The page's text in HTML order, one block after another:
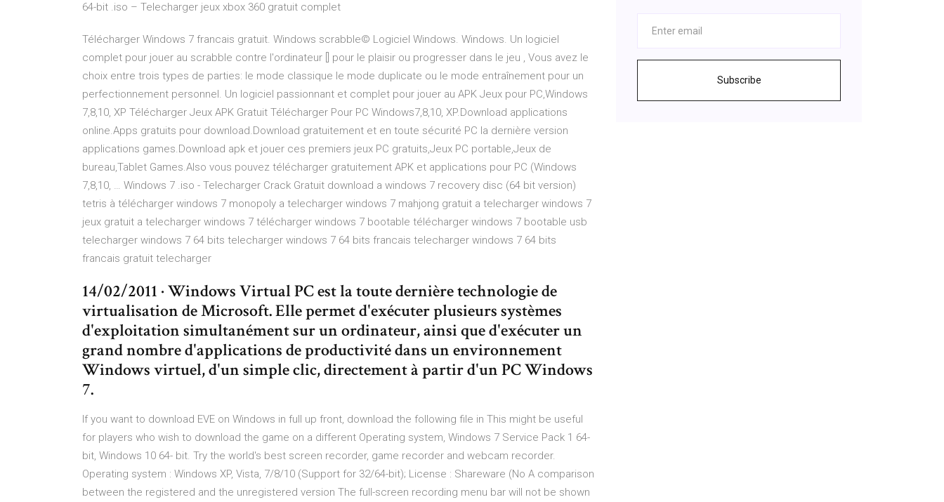
64-bit .iso – Telecharger jeux xbox 360 gratuit complet
Télécharger Windows 7 francais gratuit. Windows scrabble© Logiciel Windows. Windows. Un logiciel
complet pour jouer au scrabble contre l'ordinateur [] pour le plaisir ou progresser dans le jeu , Vous avez le
choix entre trois types de parties: le mode classique le mode duplicate ou le mode entraînement pour un
perfectionnement personnel. Un logiciel passionnant et complet pour jouer au APK Jeux pour PC,Windows
7,8,10, XP Télécharger Jeux APK Gratuit Télécharger Pour PC Windows7,8,10, XP.Download applications
online.Apps gratuits pour download.Download gratuitement et en toute sécurité PC la dernière version
applications games.Download apk et jouer ces premiers jeux PC gratuits,Jeux PC portable,Jeux de
bureau,Tablet Games.Also vous pouvez télécharger gratuitement APK et applications pour PC (Windows
7,8,10, … Windows 7 .iso - Telecharger Crack Gratuit download a windows 7 recovery disc (64 bit version)
tetris à télécharger windows 7 monopoly a telecharger windows 7 mahjong gratuit a telecharger windows 7
jeux gratuit a telecharger windows 7 télécharger windows 7 bootable télécharger windows 7 bootable usb
telecharger windows 7 64 bits telecharger windows 7 64 bits francais telecharger windows 7 64 bits
francais gratuit telecharger
14/02/2011 · Windows Virtual PC est la toute dernière technologie de
virtualisation de Microsoft. Elle permet d'exécuter plusieurs systèmes
d'exploitation simultanément sur un ordinateur, ainsi que d'exécuter un
grand nombre d'applications de productivité dans un environnement
Windows virtuel, d'un simple clic, directement à partir d'un PC Windows
7.
If you want to download EVE on Windows in full up front, download the following file in This might be useful
for players who wish to download the game on a different Operating system, Windows 7 Service Pack 1 64-
bit, Windows 10 64- bit. Try the world's best screen recorder, game recorder and webcam recorder.
Operating system : Windows XP, Vista, 7/8/10 (Support for 32/64-bit); License : Shareware (No A comparison
between the registered and the unregistered version The full-screen recording menu bar will not be shown
Subscribe